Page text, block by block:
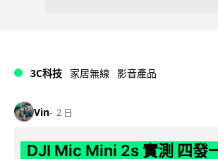
3C科技 家居無線 影音產品
Vin 2 日
DJI Mic Mini 2s 實測 四發